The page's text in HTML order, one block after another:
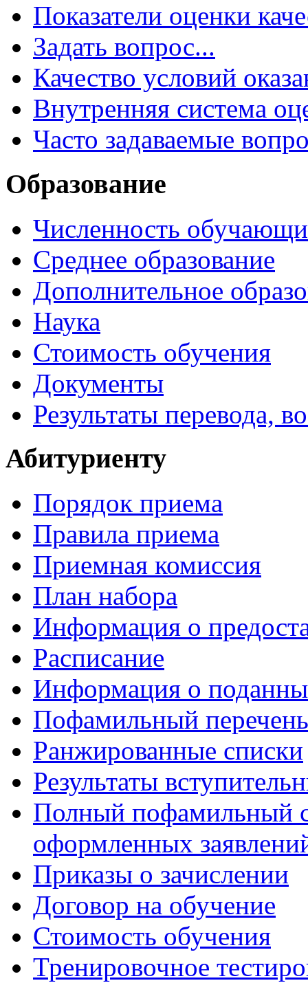
Показатели оценки
Задать вопрос...
Качество условий
Внутренняя система
Часто задаваемые
Образование
Численность
Среднее образование
Дополнительное
Наука
Стоимость обучения
Документы
Результаты перевода,
Абитуриенту
Порядок приема
Правила приема
Приемная комиссия
План набора
Информация о
Расписание
Информация о
Пофамильный
Ранжированные списки
Результаты
Полный пофамильный
оформленных
Приказы о зачислении
Договор на обучение
Стоимость обучения
Тренировочное